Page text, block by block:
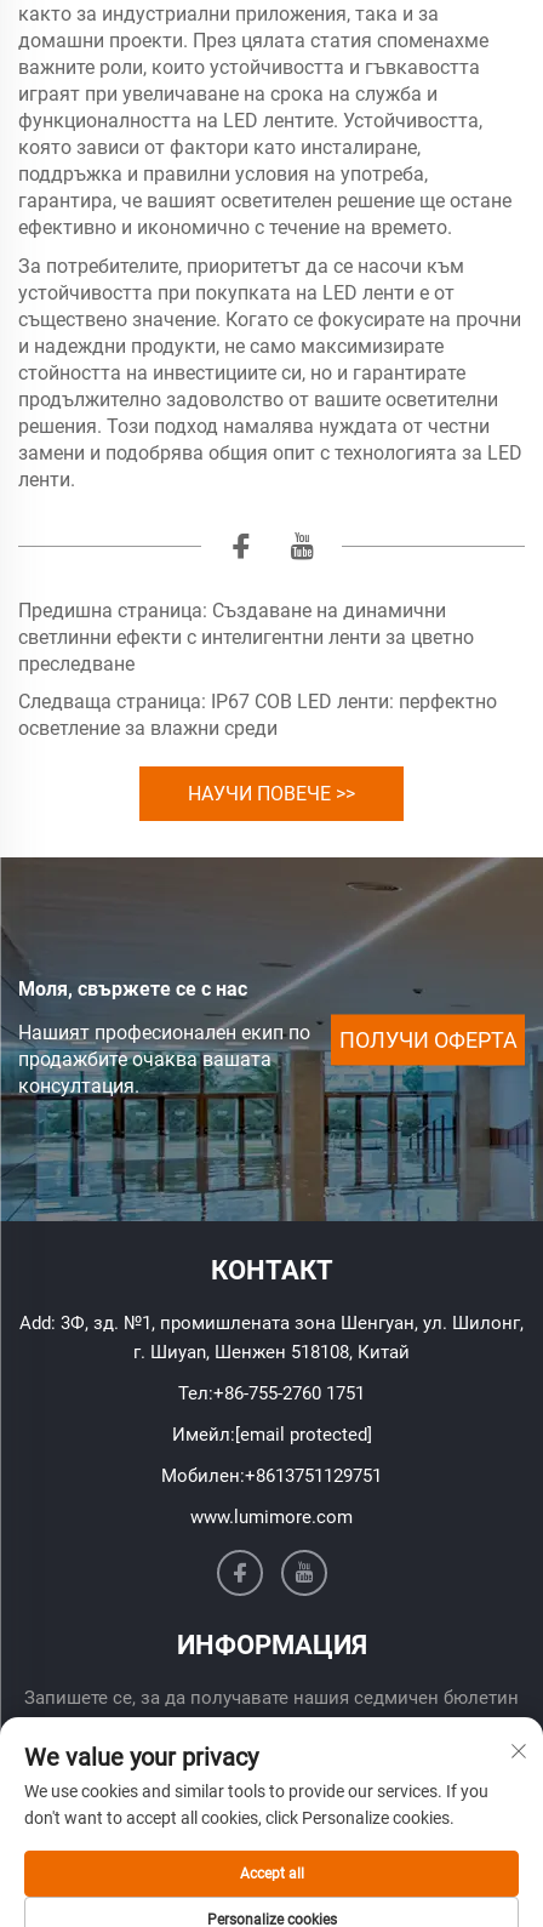
както за индустриални приложения, така и за
домашни проекти. През цялата статия споменахме
важните роли, които устойчивостта и гъвкавостта
играят при увеличаване на срока на служба и
функционалността на LED лентите. Устойчивостта,
която зависи от фактори като инсталиране,
поддръжка и правилни условия на употреба,
гарантира, че вашият осветителен решение ще остане
ефективно и икономично с течение на времето.
За потребителите, приоритетът да се насочи към
устойчивостта при покупката на LED ленти е от
съществено значение. Когато се фокусирате на прочни
и надеждни продукти, не само максимизирате
стойността на инвестициите си, но и гарантирате
продължително задоволство от вашите осветителни
решения. Този подход намалява нуждата от честни
замени и подобрява общия опит с технологията за LED
ленти.
Предишна страница: Създаване на динамични
светлинни ефекти с интелигентни ленти за цветно
преследване
Следваща страница: IP67 COB LED ленти: перфектно
осветление за влажни среди
НАУЧИ ПОВЕЧЕ >>
Моля, свържете се с нас
Нашият професионален екип по
продажбите очаква вашата
консултация.
ПОЛУЧИ ОФЕРТА
КОНТАКТ
Add: 3Ф, зд. №1, промишлената зона Шенгуан, ул. Шилонг,
г. Шиyan, Шенжен 518108, Китай
Тел:+86-755-2760 1751
Имейл:[email protected]
Мобилен:+8613751129751
www.lumimore.com
ИНФОРМАЦИЯ
Запишете се, за да получавате нашия седмичен бюлетин
Изпрати
We value your privacy
We use cookies and similar tools to provide our services. If you
don't want to accept all cookies, click Personalize cookies.
Personalize cookies
Accept all